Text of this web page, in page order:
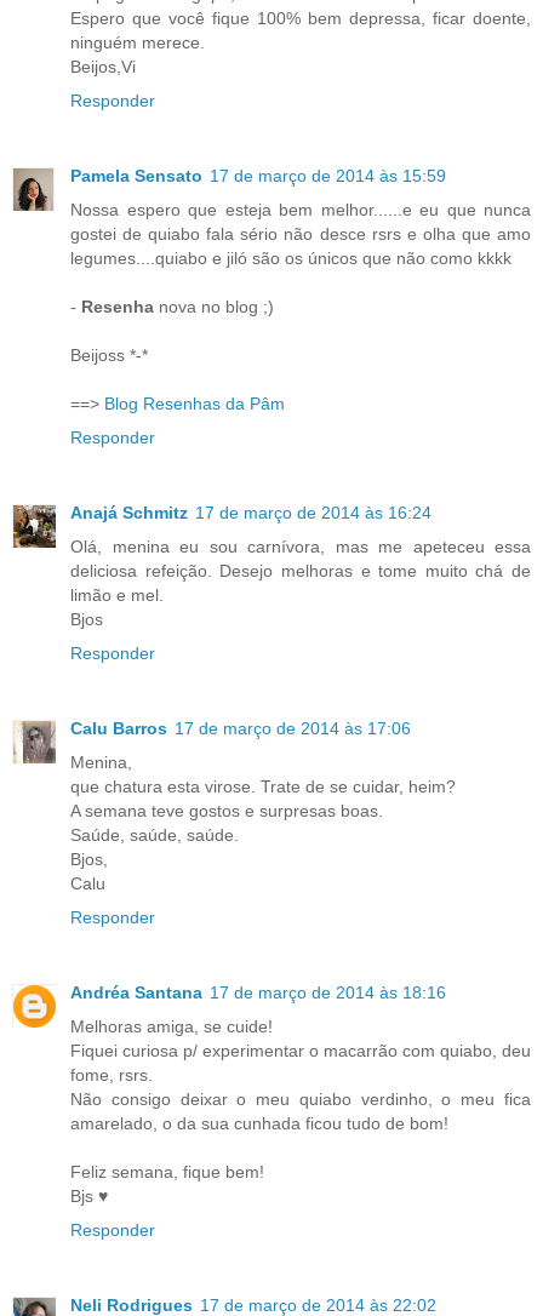
Espero que você fique 100% bem depressa, ficar doente,
ninguém merece.
Beijos,Vi
Responder
Pamela Sensato 17 de março de 2014 às 15:59
Nossa espero que esteja bem melhor......e eu que nunca
gostei de quiabo fala sério não desce rsrs e olha que amo
legumes....quiabo e jiló são os únicos que não como kkkk
- Resenha nova no blog ;)
Beijoss *-*
==> Blog Resenhas da Pâm
Responder
Anajá Schmitz 17 de março de 2014 às 16:24
Olá, menina eu sou carnívora, mas me apeteceu essa
deliciosa refeição. Desejo melhoras e tome muito chá de
limão e mel.
Bjos
Responder
Calu Barros 17 de março de 2014 às 17:06
Menina,
que chatura esta virose. Trate de se cuidar, heim?
A semana teve gostos e surpresas boas.
Saúde, saúde, saúde.
Bjos,
Calu
Responder
Andréa Santana 17 de março de 2014 às 18:16
Melhoras amiga, se cuide!
Fiquei curiosa p/ experimentar o macarrão com quiabo, deu
fome, rsrs.
Não consigo deixar o meu quiabo verdinho, o meu fica
amarelado, o da sua cunhada ficou tudo de bom!
Feliz semana, fique bem!
Bjs ♥
Responder
Neli Rodrigues 17 de março de 2014 às 22:02